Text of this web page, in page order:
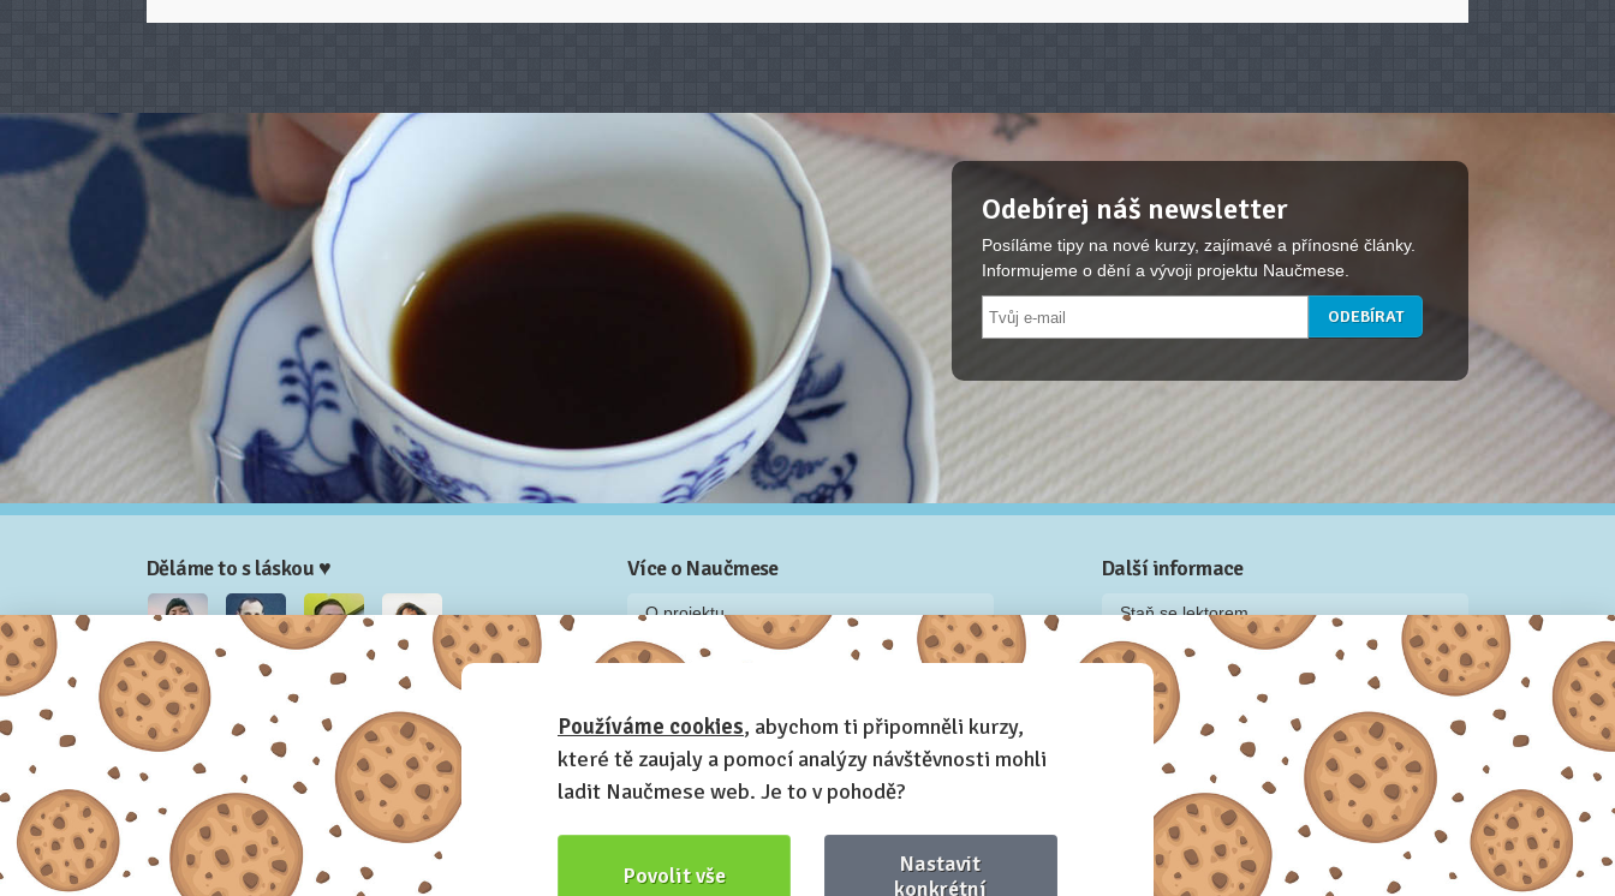
Odebírej náš newsletter
Posíláme tipy na nové kurzy, zajímavé a přínosné články.
Informujeme o dění a vývoji projektu Naučmese.
Děláme to s láskou ♥
Nela Josef Honza
Více o Naučmese
O projektu
Blog: recenze z kurzů, rozhovory a články
Příběh Naučmese
Naučmese festivaly
Náš systém pro vaši firmu
Prostory pro pořádání kurzů
Kontakt a fakturační údaje
Další informace
Staň se lektorem
Video: Jak připravit kurz na Naučmese
Často kladené dotazy
Dárkové poukazy
Podmínky užívání
Obchodní podmínky
Zásady používání cookie souborů
Pravidla ochrany osobních údajů
Používáme cookies, abychom ti připomněli kurzy,
které tě zaujaly a pomocí analýzy návštěvnosti mohli
ladit Naučmese web. Je to v pohodě?
Povolit vše
Nastavit
konkrétní